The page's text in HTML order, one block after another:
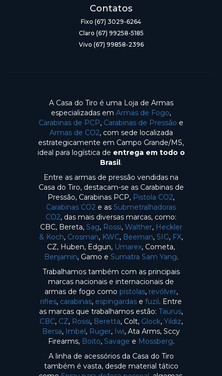
Contatos
Fixo (67) 3029-6264
Claro (67) 99258-5185
Vivo (67) 99858-2396
A Casa do Tiro é uma Loja de Armas
especializadas em Armas de Fogo,
Carabinas de PCP, Carabinas de Pressão e
Armas de CO2, com sede localizada
estrategicamente em Campo Grande/MS,
ideal para logística de entrega em todo o
Brasil.
Entre as armas de pressão vendidas na
Casa do Tiro, destacam-se as Carabinas de
Pressão, Carabinas PCP, Pistola CO2,
Carabinas CO2 e as Submetralhadoras
CO2, das mais diversas marcas, como:
CBC, Bereta, Sag, Rossi, Walther, Heckler
& Koch, Crosman, KWC, Beeman, SIG, FX,
CZ, Huben, Edgun, Umarex, Cometa,
Benjamin, Gamo e Sumatra Sam Yang.
Trabalhamos também com as principais
marcas nacionais e internacionais de
armas de fogo como pistolas, revólver,
rifles, carabinas, espingardas e fuzil. Entre
as marcas que trabalhamos estão: Taurus,
CBC, CZ, Rossi, Beretta, Colt, Glock, Yildiz,
Bersa, Imbel, Ruger, Iwi, Ata Arms, Sccy
Firearms, Boito, Savage e Mossberg.
A linha de acessórios da Casa do Tiro
também é vasta, desde material tático